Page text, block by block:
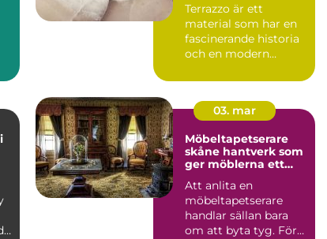
Terrazzo är ett
material som har en
fascinerande historia
och en modern
03. mar
Möbeltapetserare
skåne hantverk som
ger möblerna ett
Att anlita en
möbeltapetserare
handlar sällan bara
om att byta tyg. För